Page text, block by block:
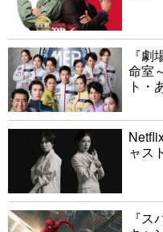
『
命室
ト・
ャス
『